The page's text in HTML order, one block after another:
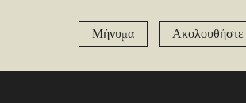
Μήνυμα Ακολουθήστε